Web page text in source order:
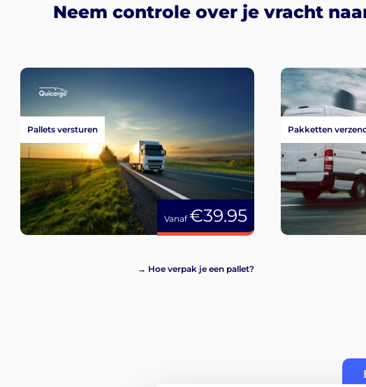
Neem controle over je vracht
Vanaf€39.95
Pallets versturen
→ Hoe verpak je een pallet?
Pakketten